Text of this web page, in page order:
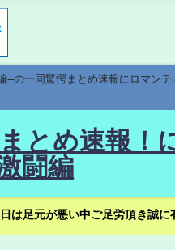
の一同驚愕まとめ速報にロマン
とめ速報！
闘編
足元が悪い中ご足労頂き誠に